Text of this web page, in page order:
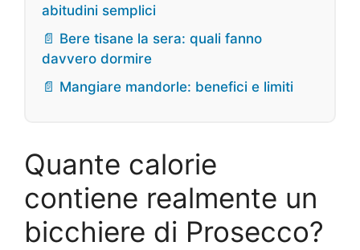
abitudini semplici
📄 Bere tisane la sera: quali fanno
davvero dormire
📄 Mangiare mandorle: benefici e limiti
Quante calorie
contiene realmente un
bicchiere di Prosecco?